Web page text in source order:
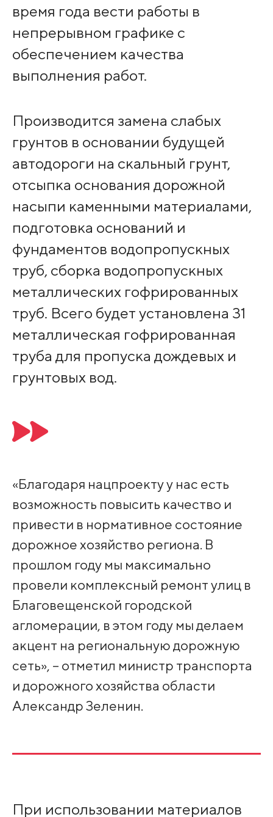
время года вести работы в
непрерывном графике с
обеспечением качества
выполнения работ.
Производится замена слабых
грунтов в основании будущей
автодороги на скальный грунт,
отсыпка основания дорожной
насыпи каменными материалами,
подготовка оснований и
фундаментов водопропускных
труб, сборка водопропускных
металлических гофрированных
труб. Всего будет установлена 31
металлическая гофрированная
труба для пропуска дождевых и
грунтовых вод.
«Благодаря нацпроекту у нас есть
возможность повысить качество и
привести в нормативное состояние
дорожное хозяйство региона. В
прошлом году мы максимально
провели комплексный ремонт улиц в
Благовещенской городской
агломерации, в этом году мы делаем
акцент на региональную дорожную
сеть», – отметил министр транспорта
и дорожного хозяйства области
Александр Зеленин.
При использовании материалов